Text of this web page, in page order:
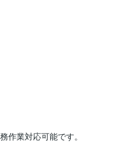
作業対応可能です。